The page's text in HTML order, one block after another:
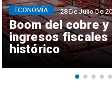
Boom del cobre
ingresos fiscales
histórico
ECONOMÍA 28 De Julio De